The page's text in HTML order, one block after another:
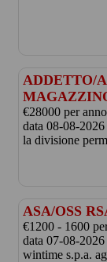
ADDETTO/
€28000 per anno
data 08-08-2026
la divisione
ASA/OSS
€1200 - 1600
data 07-08-2026
wintime s.p.a.